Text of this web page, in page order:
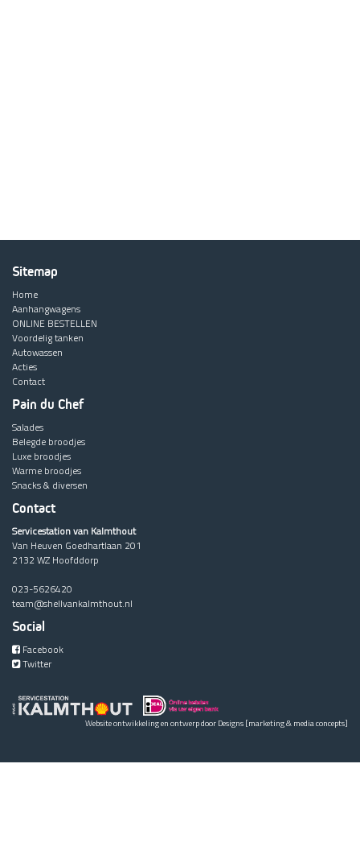
Sitemap
Home
Aanhangwagens
ONLINE BESTELLEN
Voordelig tanken
Autowassen
Acties
Contact
Pain du Chef
Salades
Belegde broodjes
Luxe broodjes
Warme broodjes
Snacks & diversen
Contact
Servicestation van Kalmthout
Van Heuven Goedhartlaan 201
2132 WZ Hoofddorp
023-5626420
team@shellvankalmthout.nl
Social
Facebook
Twitter
Website ontwikkeling en ontwerp doorDesigns[marketing & media concepts]